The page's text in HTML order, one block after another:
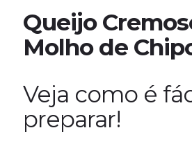
Queijo
Molho de
Veja como é
preparar!